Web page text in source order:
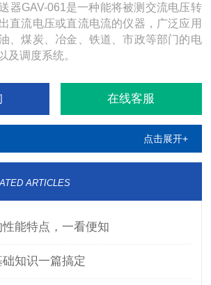
器GAV-061是一种能将被测交流电压转
直流电压或直流电流的仪器，广泛应用
、煤炭、冶金、铁道、市政等部门的电
及调度系统。
在线客服
点击展开+
ARTICLES
性能特点，一看便知
知识一篇搞定